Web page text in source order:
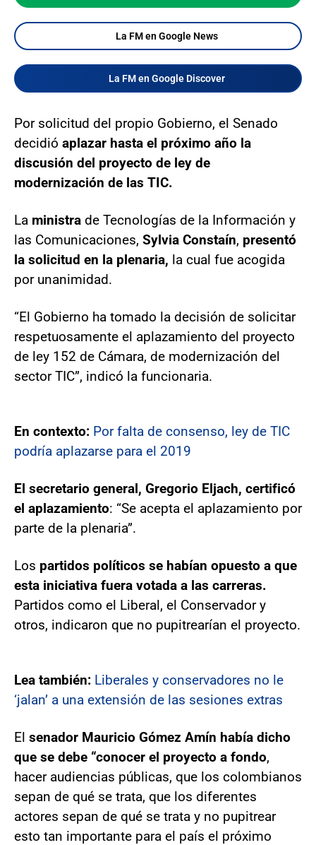
La FM en Google News
La FM en Google Discover
Por solicitud del propio Gobierno, el Senado
decidió aplazar hasta el próximo año la
discusión del proyecto de ley de
modernización de las TIC.
La ministra de Tecnologías de la Información y
las Comunicaciones, Sylvia Constaín, presentó
la solicitud en la plenaria, la cual fue acogida
por unanimidad.
“El Gobierno ha tomado la decisión de solicitar
respetuosamente el aplazamiento del proyecto
de ley 152 de Cámara, de modernización del
sector TIC”, indicó la funcionaria.
En contexto: Por falta de consenso, ley de TIC
podría aplazarse para el 2019
El secretario general, Gregorio Eljach, certificó
el aplazamiento: “Se acepta el aplazamiento por
parte de la plenaria”.
Los partidos políticos se habían opuesto a que
esta iniciativa fuera votada a las carreras.
Partidos como el Liberal, el Conservador y
otros, indicaron que no pupitrearían el proyecto.
Lea también: Liberales y conservadores no le
‘jalan’ a una extensión de las sesiones extras
El senador Mauricio Gómez Amín había dicho
que se debe “conocer el proyecto a fondo,
hacer audiencias públicas, que los colombianos
sepan de qué se trata, que los diferentes
actores sepan de qué se trata y no pupitrear
esto tan importante para el país el próximo